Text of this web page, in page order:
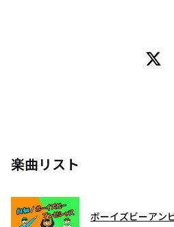
楽曲リスト
ボーイズビーアン